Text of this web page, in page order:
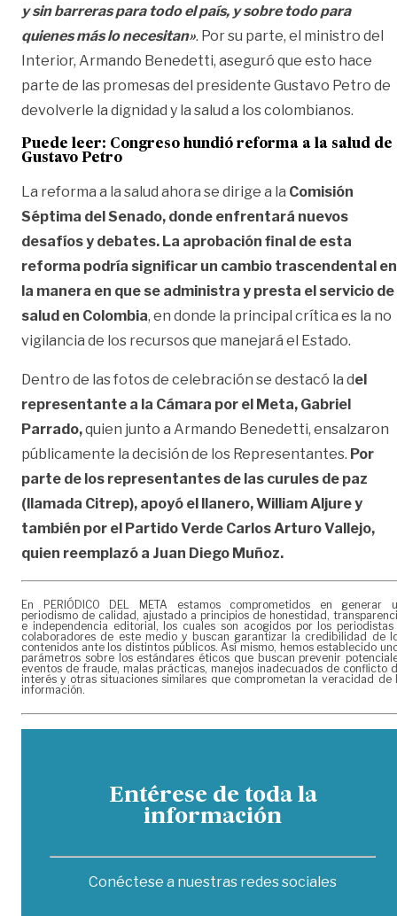
y sin barreras para todo el país, y sobre todo para
quienes más lo necesitan». Por su parte, el ministro del
Interior, Armando Benedetti, aseguró que esto hace
parte de las promesas del presidente Gustavo Petro de
devolverle la dignidad y la salud a los colombianos.
Puede leer: Congreso hundió reforma a la salud de
Gustavo Petro
La reforma a la salud ahora se dirige a la Comisión
Séptima del Senado, donde enfrentará nuevos
desafíos y debates. La aprobación final de esta
reforma podría significar un cambio trascendental en
la manera en que se administra y presta el servicio de
salud en Colombia, en donde la principal crítica es la no
vigilancia de los recursos que manejará el Estado.
Dentro de las fotos de celebración se destacó la del
representante a la Cámara por el Meta, Gabriel
Parrado,quien junto a Armando Benedetti, ensalzaron
públicamente la decisión de los Representantes. Por
parte de los representantes de las curules de paz
(llamada Citrep), apoyó el llanero, William Aljure y
también por el Partido Verde Carlos Arturo Vallejo,
quien reemplazó a Juan Diego Muñoz.
En PERIÓDICO DEL META estamos comprometidos en generar
periodismo de calidad, ajustado a principios de honestidad,
e independencia editorial, los cuales son acogidos por los periodistas
colaboradores de este medio y buscan garantizar la credibilidad de
contenidos ante los distintos públicos. Así mismo, hemos establecido
parámetros sobre los estándares éticos que buscan prevenir
eventos de fraude, malas prácticas, manejos inadecuados de conflicto
interés y otras situaciones similares que comprometan la veracidad de
información.
Entérese de toda la
información
Conéctese a nuestras redes sociales